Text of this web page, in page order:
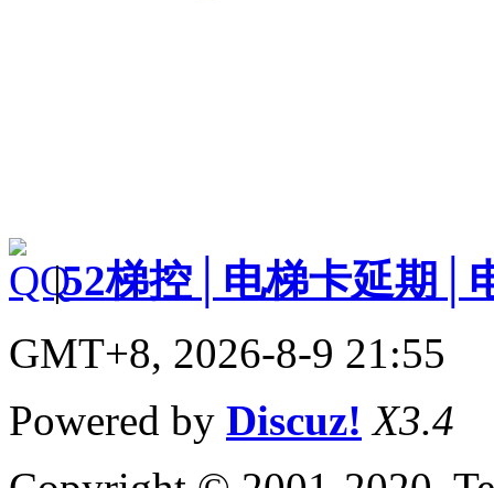
|52梯控│电梯卡延期│
GMT+8, 2026-8-9 21:55
Powered by Discuz! X3.4